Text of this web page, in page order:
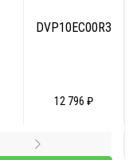
DVP10EC00R3
12 796 ₽